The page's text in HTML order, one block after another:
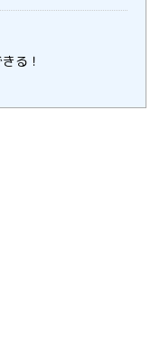
る！